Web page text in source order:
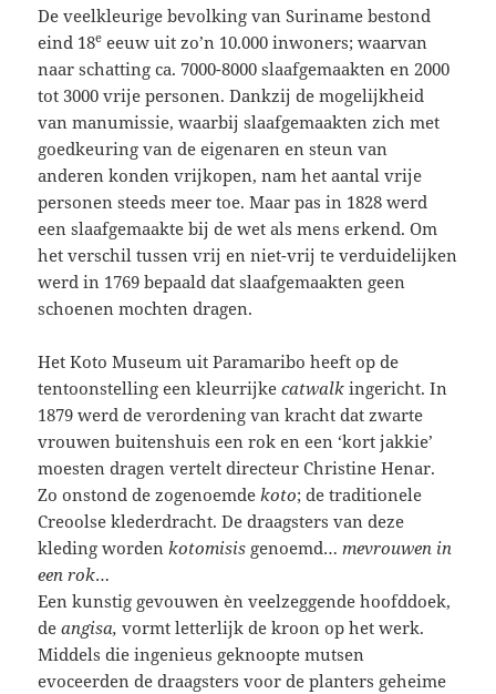
De veelkleurige bevolking van Suriname bestond
eind 18e eeuw uit zo’n 10.000 inwoners; waarvan
naar schatting ca. 7000-8000 slaafgemaakten en 2000
tot 3000 vrije personen. Dankzij de mogelijkheid
van manumissie, waarbij slaafgemaakten zich met
goedkeuring van de eigenaren en steun van
anderen konden vrijkopen, nam het aantal vrije
personen steeds meer toe. Maar pas in 1828 werd
een slaafgemaakte bij de wet als mens erkend. Om
het verschil tussen vrij en niet-vrij te verduidelijken
werd in 1769 bepaald dat slaafgemaakten geen
schoenen mochten dragen.
Het Koto Museum uit Paramaribo heeft op de
tentoonstelling een kleurrijkecatwalkingericht. In
1879 werd de verordening van kracht dat zwarte
vrouwen buitenshuis een rok en een ‘kort jakkie’
moesten dragen vertelt directeur Christine Henar.
Zo onstond de zogenoemdekoto; de traditionele
Creoolse klederdracht. De draagsters van deze
kleding wordenkotomisis genoemd…mevrouwen in
een rok…
Een kunstig gevouwen èn veelzeggende hoofddoek,
deangisa, vormt letterlijk de kroon op het werk.
Middels die ingenieus geknoopte mutsen
evoceerden de draagsters voor de planters geheime